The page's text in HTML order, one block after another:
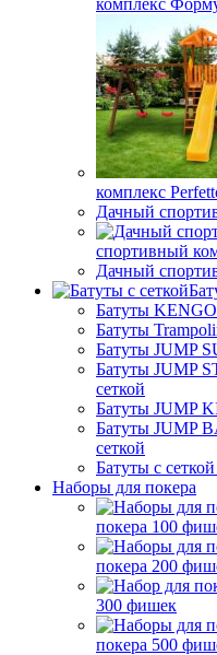
комплекс
комплекс
Дачный
спортивный
Дачный
Батуты KENGO
Батуты
Батуты JUMP
Батуты JUMP
сеткой
Батуты JUMP
Батуты JUMP
сеткой
Батуты с
Наборы для покера
покера 100
покера 200
300 фишек
покера 500